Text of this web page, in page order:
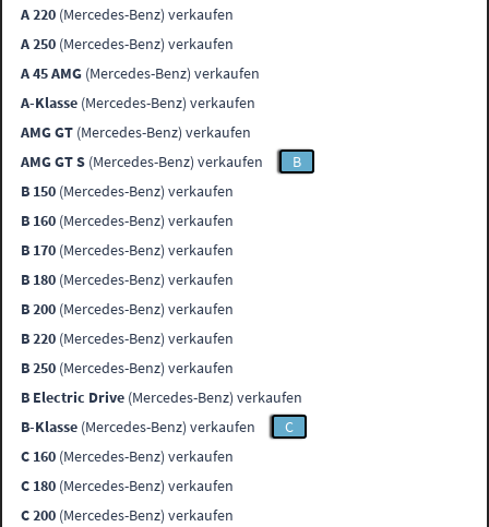
A 220 (Mercedes-Benz) verkaufen
A 250 (Mercedes-Benz) verkaufen
A 45 AMG (Mercedes-Benz) verkaufen
A-Klasse (Mercedes-Benz) verkaufen
AMG GT (Mercedes-Benz) verkaufen
AMG GT S (Mercedes-Benz) verkaufen
B
B 150 (Mercedes-Benz) verkaufen
B 160 (Mercedes-Benz) verkaufen
B 170 (Mercedes-Benz) verkaufen
B 180 (Mercedes-Benz) verkaufen
B 200 (Mercedes-Benz) verkaufen
B 220 (Mercedes-Benz) verkaufen
B 250 (Mercedes-Benz) verkaufen
B Electric Drive (Mercedes-Benz) verkaufen
B-Klasse (Mercedes-Benz) verkaufen
C
C 160 (Mercedes-Benz) verkaufen
C 180 (Mercedes-Benz) verkaufen
C 200 (Mercedes-Benz) verkaufen